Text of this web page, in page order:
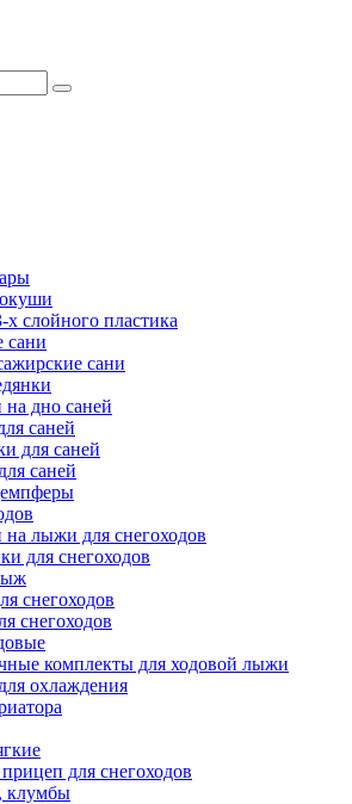
слойного пластика
сани
сани
дно саней
саней
для саней
саней
на лыжи для снегоходов
для снегоходов
снегоходов
снегоходов
комплекты для ходовой лыжи
охлаждения
для снегоходов
клумбы